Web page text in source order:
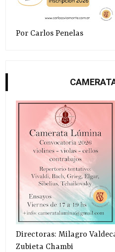
Por Carlos Penelas
Directoras: Milagro
Zubieta Chambi